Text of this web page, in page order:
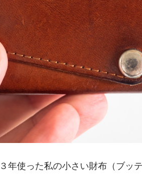
年使った私の小さい財布（ブッ